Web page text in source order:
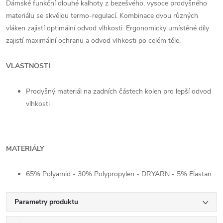
Dámské funkční dlouhé kalhoty z bezešvého, vysoce prodyšného
materiálu se skvělou termo-regulací. Kombinace dvou různých
vláken zajistí optimální odvod vlhkosti. Ergonomicky umístěné díly
zajistí maximální ochranu a odvod vlhkosti po celém těle.
VLASTNOSTI
Prodyšný materiál na zadních částech kolen pro lepší odvod
vlhkosti
MATERIÁLY
65% Polyamid - 30% Polypropylen - DRYARN - 5% Elastan
Parametry produktu